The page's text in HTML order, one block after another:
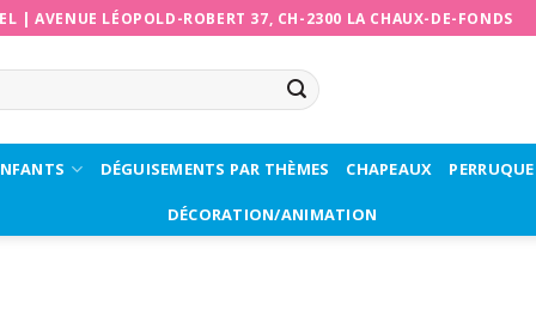
|AVENUE LÉOPOLD-ROBERT 37, CH-2300 LA CHAUX-DE-FONDS
DÉGUISEMENTS PAR THÈMES CHAPEAUX
DÉCORATION/ANIMATION